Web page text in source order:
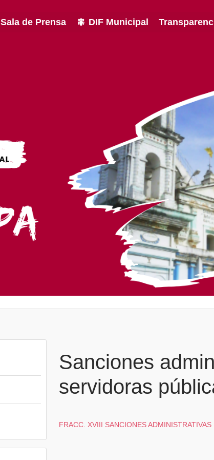
Sala de Prensa DIF Municipal
Sanciones
servidoras
FRACC. XVIII SANCIONES ADMINISTRATIVAS